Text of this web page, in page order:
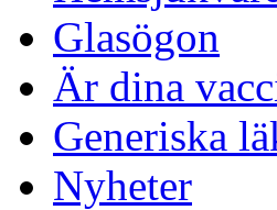
Glasögon
Är dina
Generiska
Nyheter